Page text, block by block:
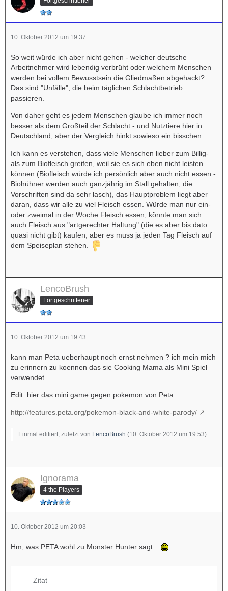
10. Oktober 2012 um 19:37
So weit würde ich aber nicht gehen - welcher deutsche
Arbeitnehmer wird lebendig verbrüht oder welchem Menschen
werden bei vollem Bewusstsein die Gliedmaßen abgehackt?
Das sind "Unfälle", die beim täglichen Schlachtbetrieb
passieren.
Von daher geht es jedem Menschen glaube ich immer noch
besser als dem Großteil der Schlacht - und Nutztiere hier in
Deutschland; aber der Vergleich hinkt sowieso ein bisschen.
Ich kann es verstehen, dass viele Menschen lieber zum Billig-
als zum Biofleisch greifen, weil sie es sich eben nicht leisten
können (Biofleisch würde ich persönlich aber auch nicht essen -
Biohühner werden auch ganzjährig im Stall gehalten, die
Vorschriften sind da sehr lasch), das Hauptproblem liegt aber
daran, dass wir alle zu viel Fleisch essen. Würde man nur ein-
oder zweimal in der Woche Fleisch essen, könnte man sich
auch Fleisch aus "artgerechter Haltung" (die es aber bis dato
quasi nicht gibt) kaufen, aber es muss ja jeden Tag Fleisch auf
dem Speiseplan stehen.
LencoBrush
Fortgeschrittener
10. Oktober 2012 um 19:43
kann man Peta ueberhaupt noch ernst nehmen ? ich mein mich
zu erinnern zu koennen das sie Cooking Mama als Mini Spiel
verwendet.
Edit: hier das mini game gegen pokemon von Peta:
http://features.peta.org/pokemon-black-and-white-parody/
Einmal editiert, zuletzt von LencoBrush (10. Oktober 2012 um 19:53)
Ignorama
4 the Players
10. Oktober 2012 um 20:03
Hm, was PETA wohl zu Monster Hunter sagt...
Zitat